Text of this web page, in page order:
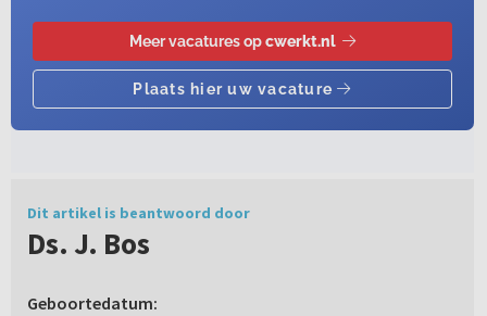
Dit artikel is beantwoord door
Ds. J. Bos
Geboortedatum: